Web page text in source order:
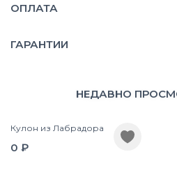
ОПЛАТА
ГАРАНТИИ
НЕДАВНО
Кулон из Лабрадора
0 ₽